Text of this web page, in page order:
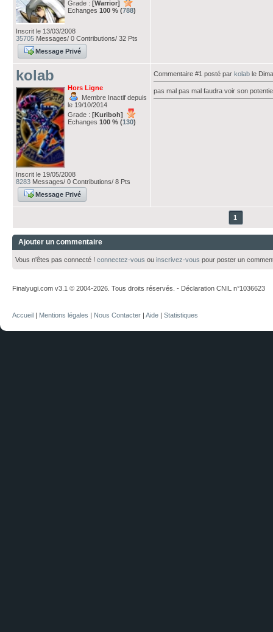
Grade : [Warrior]
Echanges 100 % (788)
Inscrit le 13/03/2008
35705 Messages/ 0 Contributions/ 32 Pts
Message Privé
kolab
Hors Ligne
Membre Inactif depuis
le 19/10/2014
Grade : [Kuriboh]
Echanges 100 % (130)
Inscrit le 19/05/2008
8283 Messages/ 0 Contributions/ 8 Pts
Message Privé
Commentaire #1 posté par kolab le
pas mal pas mal faudra voir son
1
Ajouter un commentaire
Vous n'êtes pas connecté ! connectez-vous ou inscrivez-vous pour poster un
Finalyugi.com v3.1 © 2004-2026. Tous droits réservés. - Déclaration CNIL n°1036623
Accueil | Mentions légales | Nous Contacter | Aide | Statistiques